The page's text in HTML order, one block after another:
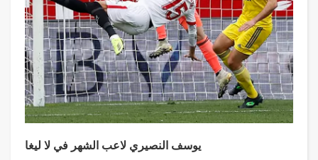
يوسف النصيري لاعب الشهر في لا ليغا